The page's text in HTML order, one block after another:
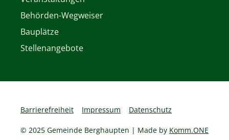
Behörden-Wegweiser
Bauplätze
Stellenangebote
Barrierefreiheit Impressum Datenschutz
© 2025 Gemeinde Berghaupten | Made by Komm.ONE